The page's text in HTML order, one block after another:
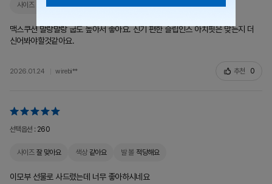
사이즈 잘 맞아요 색상 같아요 발 볼 적당해요
맥스쿠션 말랑말랑 굽도 높아서 좋아요. 신기 편한 슬립인스 아치핏은 맞는지 더
신어봐야할것같아요.
2026.01.24 wirebi** 추천 0
선택옵션 : 260
사이즈 잘 맞아요 색상 같아요 발 볼 적당해요
이모부 선물로 사드렸는데 너무 좋아하시네요